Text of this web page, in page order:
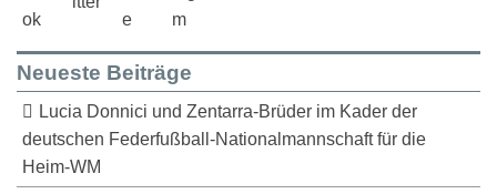
Neueste Beiträge
Lucia Donnici und Zentarra-Brüder im Kader der
deutschen Federfußball-Nationalmannschaft für die
Heim-WM